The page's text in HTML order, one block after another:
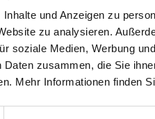
und Anzeigen zu
zu analysieren.
soziale Medien, Werbung
zusammen, die Sie
Mehr Informationen finden